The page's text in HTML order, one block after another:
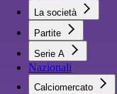
La società
Partite
Serie A
Nazionali
Calciomercato